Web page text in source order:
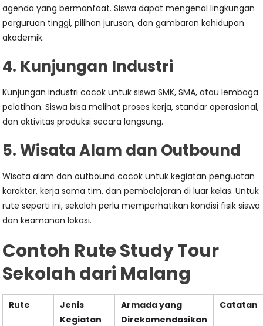
agenda yang bermanfaat. Siswa dapat mengenal lingkungan
perguruan tinggi, pilihan jurusan, dan gambaran kehidupan
akademik.
4. Kunjungan Industri
Kunjungan industri cocok untuk siswa SMK, SMA, atau lembaga
pelatihan. Siswa bisa melihat proses kerja, standar operasional,
dan aktivitas produksi secara langsung.
5. Wisata Alam dan Outbound
Wisata alam dan outbound cocok untuk kegiatan penguatan
karakter, kerja sama tim, dan pembelajaran di luar kelas. Untuk
rute seperti ini, sekolah perlu memperhatikan kondisi fisik siswa
dan keamanan lokasi.
Contoh Rute Study Tour
Sekolah dari Malang
Rute
Jenis
Kegiatan
Armada yang
Direkomendasikan
Catatan